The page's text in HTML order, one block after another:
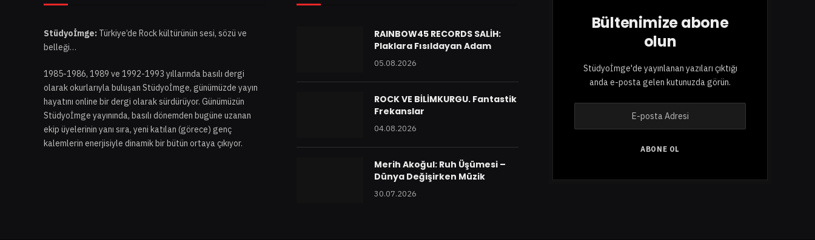
Stüdyoİmge: Türkiye’de Rock kültürünün sesi, sözü ve
belleği…
1985-1986, 1989 ve 1992-1993 yıllarında basılı dergi
olarak okurlarıyla buluşan Stüdyoİmge, günümüzde yayın
hayatını online bir dergi olarak sürdürüyor. Günümüzün
Stüdyoİmge yayınında, basılı dönemden bugüne uzanan
ekip üyelerinin yanı sıra, yeni katılan (görece) genç
kalemlerin enerjisiyle dinamik bir bütün ortaya çıkıyor.
RAINBOW45 RECORDS SALİH:
Plaklara Fısıldayan Adam
05.08.2026
ROCK VE BİLİMKURGU. Fantastik
Frekanslar
04.08.2026
Merih Akoğul: Ruh Üşümesi –
Dünya Değişirken Müzik
30.07.2026
Bültenimize abone
olun
Stüdyoİmge'de yayınlanan yazıları çıktığı
anda e-posta gelen kutunuzda görün.
ABONE OL